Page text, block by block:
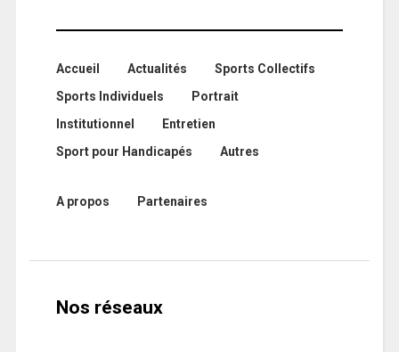
Accueil Actualités
Sports Collectifs
Sports Individuels
Portrait
Institutionnel
Entretien
Sport pour Handicapés
Autres
A propos Partenaires
Nos réseaux